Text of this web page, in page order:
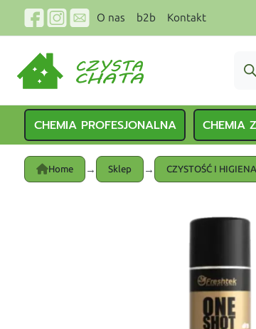
O nas b2b Kontakt
CHEMIA PROFESJONALNA CHEMIA
Home → Sklep → CZYSTOŚĆ I HIGIENA